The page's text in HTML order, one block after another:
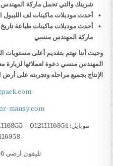
شرينك والتي تحمل ماركة
أحدث موديلات ماكينات لف
أحدث موديلات ماكينات طباعة تاريخ
ماركة المهندس منسي
وحيث أننا نهتم بتقديم أعلى مستويات
المهندس منسي دعوة لعملائها
الإنتاج بجميع مراحله وتجربته على أرض
mansy.com
تليفون ارضي 0225880056